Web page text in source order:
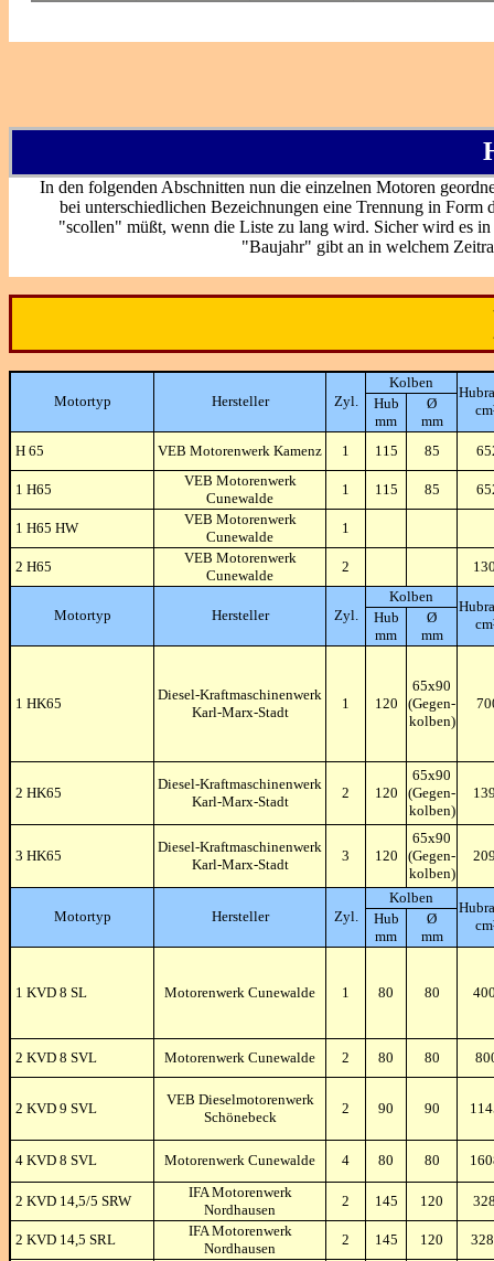
In den folgenden Abschnitten nun die einzelnen Motoren
bei unterschiedlichen Bezeichnungen eine Trennung in
"scollen" müßt, wenn die Liste zu lang wird. Sicher wird es
"Baujahr" gibt an in welchem
Motortyp Hersteller Zyl.
Kolben
cm
Hub
mm
Ø
mm
H 65
VEB Motorenwerk Kamenz 1 115 85
1 H65
VEB Motorenwerk
Cunewalde
1 115 85
1 H65 HW
VEB Motorenwerk
Cunewalde
1
2 H65
VEB Motorenwerk
Cunewalde
2
Motortyp Hersteller Zyl.
Kolben
cm
Hub
mm
Ø
mm
1 HK65
Diesel-Kraftmaschinenwerk
Karl-Marx-Stadt
1 120
65x90
(Gegen-
kolben)
2 HK65
Diesel-Kraftmaschinenwerk
Karl-Marx-Stadt
2 120
65x90
(Gegen-
kolben)
3 HK65
Diesel-Kraftmaschinenwerk
Karl-Marx-Stadt
3 120
65x90
(Gegen-
kolben)
Motortyp Hersteller Zyl.
Kolben
cm
Hub
mm
Ø
mm
1 KVD 8 SL Motorenwerk Cunewalde 1 80 80
2 KVD 8 SVL Motorenwerk Cunewalde 2 80 80
2 KVD 9 SVL
VEB Dieselmotorenwerk
Schönebeck
2 90 90
4 KVD 8 SVL Motorenwerk Cunewalde 4 80 80
2 KVD 14,5/5 SRW
IFA Motorenwerk
Nordhausen
2 145 120
2 KVD 14,5 SRL
IFA Motorenwerk
Nordhausen
2 145 120